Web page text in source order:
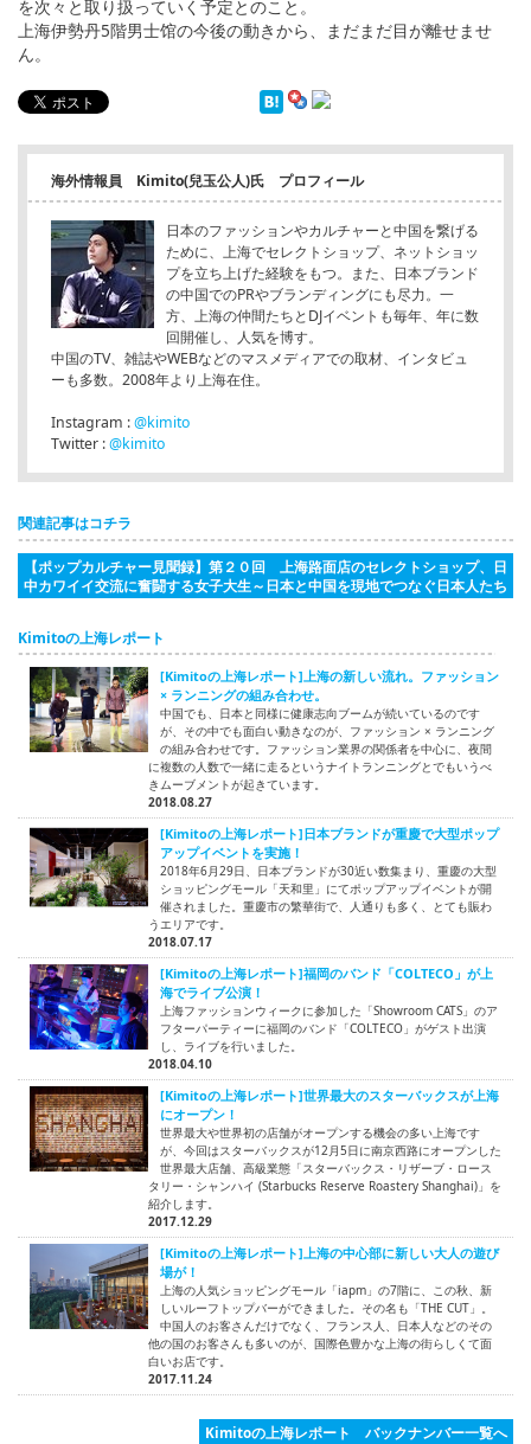
を次々と取り扱っていく予定とのこと。
上海伊勢丹5階男士馆の今後の動きから、まだまだ目が離せませ
ん。
海外情報員 Kimito(兒玉公人)氏 プロフィール
日本のファッションやカルチャーと中国を繋げる
ために、上海でセレクトショップ、ネットショッ
プを立ち上げた経験をもつ。また、日本ブランド
の中国でのPRやブランディングにも尽力。一
方、上海の仲間たちとDJイベントも毎年、年に数
回開催し、人気を博す。
中国のTV、雑誌やWEBなどのマスメディアでの取材、インタビュ
ーも多数。2008年より上海在住。
Instagram :@kimito
Twitter :@kimito
関連記事はコチラ
【ポップカルチャー見聞録】第２０回 上海路面店のセレクトショップ、日
中カワイイ交流に奮闘する女子大生～日本と中国を現地でつなぐ日本人たち
Kimitoの上海レポート
[Kimitoの上海レポート]上海の新しい流れ。ファッション
× ランニングの組み合わせ。
中国でも、日本と同様に健康志向ブームが続いているのです
が、その中でも面白い動きなのが、ファッション × ランニング
の組み合わせです。ファッション業界の関係者を中心に、夜間
に複数の人数で一緒に走るというナイトランニングとでもいうべ
きムーブメントが起きています。
2018.08.27
[Kimitoの上海レポート]日本ブランドが重慶で大型ポップ
アップイベントを実施！
2018年6月29日、日本ブランドが30近い数集まり、重慶の大型
ショッピングモール「天和里」にてポップアップイベントが開
催されました。重慶市の繁華街で、人通りも多く、とても賑わ
うエリアです。
2018.07.17
[Kimitoの上海レポート]福岡のバンド「COLTECO」が上
海でライブ公演！
上海ファッションウィークに参加した「Showroom CATS」のア
フターパーティーに福岡のバンド「COLTECO」がゲスト出演
し、ライブを行いました。
2018.04.10
[Kimitoの上海レポート]世界最大のスターバックスが上海
にオープン！
世界最大や世界初の店舗がオープンする機会の多い上海です
が、今回はスターバックスが12月5日に南京西路にオープンした
世界最大店舗、高級業態「スターバックス・リザーブ・ロース
タリー・シャンハイ (Starbucks Reserve Roastery Shanghai)」を
紹介します。
2017.12.29
[Kimitoの上海レポート]上海の中心部に新しい大人の遊び
場が！
上海の人気ショッピングモール「iapm」の7階に、この秋、新
しいルーフトップバーができました。その名も「THE CUT」。
中国人のお客さんだけでなく、フランス人、日本人などのその
他の国のお客さんも多いのが、国際色豊かな上海の街らしくて面
白いお店です。
2017.11.24
Kimitoの上海レポート バックナンバー一覧へ